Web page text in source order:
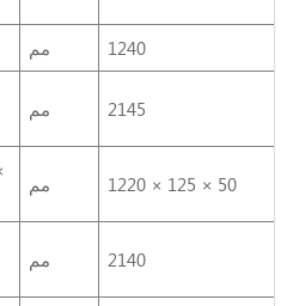
مم
1240
مم 2145
مم 1220 × 125 × 50
مم 2140